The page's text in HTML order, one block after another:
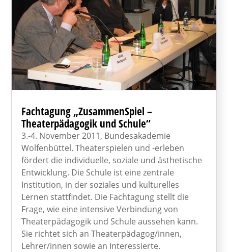
Fachtagung „ZusammenSpiel –
Theaterpädagogik und Schule“
3.-4. November 2011, Bundesakademie
Wolfenbüttel. Theaterspielen und -erleben
fördert die individuelle, soziale und ästhetische
Entwicklung. Die Schule ist eine zentrale
Institution, in der soziales und kulturelles
Lernen stattfindet. Die Fachtagung stellt die
Frage, wie eine intensive Verbindung von
Theaterpädagogik und Schule aussehen kann.
Sie richtet sich an Theaterpädagog/innen,
Lehrer/innen sowie an Interessierte.